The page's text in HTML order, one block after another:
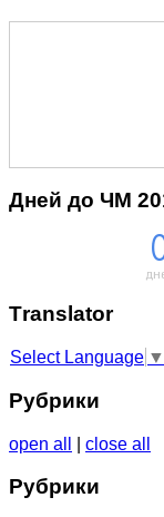
Дней до ЧМ
Тranslator
Select Language ▼
Рубрики
open all close all
Рубрики